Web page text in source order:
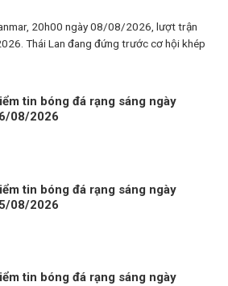
20h00 ngày 08/08/2026, lượt trận
Thái Lan đang đứng trước cơ hội khép
tin bóng đá rạng sáng ngày
08/2026
tin bóng đá rạng sáng ngày
08/2026
tin bóng đá rạng sáng ngày